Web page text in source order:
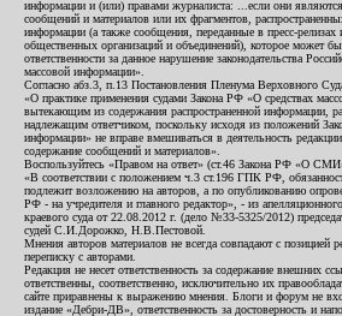
информации и (или) правами журналиста: ...если они
сообщений и материалов или их фрагментов,
информации (а также сообщения, переданные в пресс-релизах
общественных организаций и объединений), которое может
ответственности за данное нарушение законодательства
массовой информации».
Согласно абз.3, п.13 Постановления Пленума Верховного
«О практике применения судами Закона РФ «О средствах
вытекающим из содержания распространенной информации,
надлежащим ответчиком, поскольку исходя из положений
информации» не вправе вмешиваться в деятельность
содержание сообщений и материалов».
Воспользуйтесь «Правом на ответ» (ст.46 Закона РФ «О
«В соответствии с положением ч.3 ст.196 ГПК РФ,
подлежит возложению на авторов, а по опубликованию
РФ - на учредителя и главного редактор», - из
краевого суда от 22.08.2012 г. (дело №33-5325/2012)
судей С.И.Дорожко, Н.В.Пестовой.
Мнения авторов материалов не всегда совпадают с позицией
переписку с авторами.
Редакция не несет ответственность за содержание внешних
ответственны, соответственно, исключительно их
сайте приравнены к выражению мнения. Блоги и форум не
издание «Дебри-ДВ», ответственность за достоверность и